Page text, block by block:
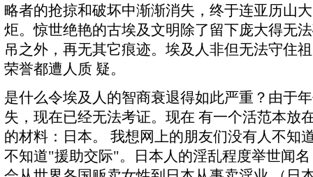
略者的抢掠和破坏中渐渐消失，终于连亚历山
炬。惊世绝艳的古埃及文明除了留下庞大得无
吊之外，再无其它痕迹。埃及人非但无法守住
荣誉都遭人质 疑。
是什么令埃及人的智商衰退得如此严重？由于
失，现在已经无法考证。现在 有一个活范本放
的材料：日本。 我想网上的朋友们没有人不知
不知道"援助交际"。日本人的淫乱程度举世闻